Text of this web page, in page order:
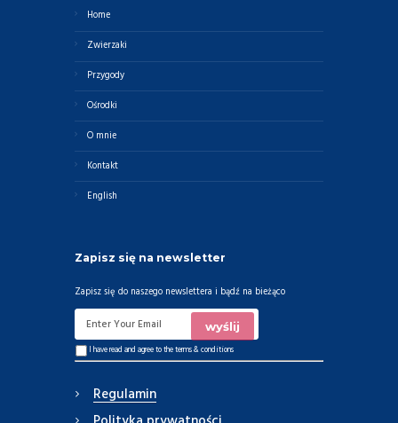
Home
Zwierzaki
Przygody
Ośrodki
O mnie
Kontakt
English
Zapisz się na newsletter
Zapisz się do naszego newslettera i bądź na bieżąco
I have read and agree to theterms & conditions
Regulamin